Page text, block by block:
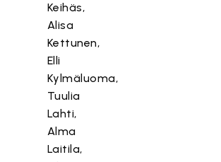
Keihäs,
Alisa
Kettunen,
Elli
Kylmäluoma,
Tuulia
Lahti,
Alma
Laitila,